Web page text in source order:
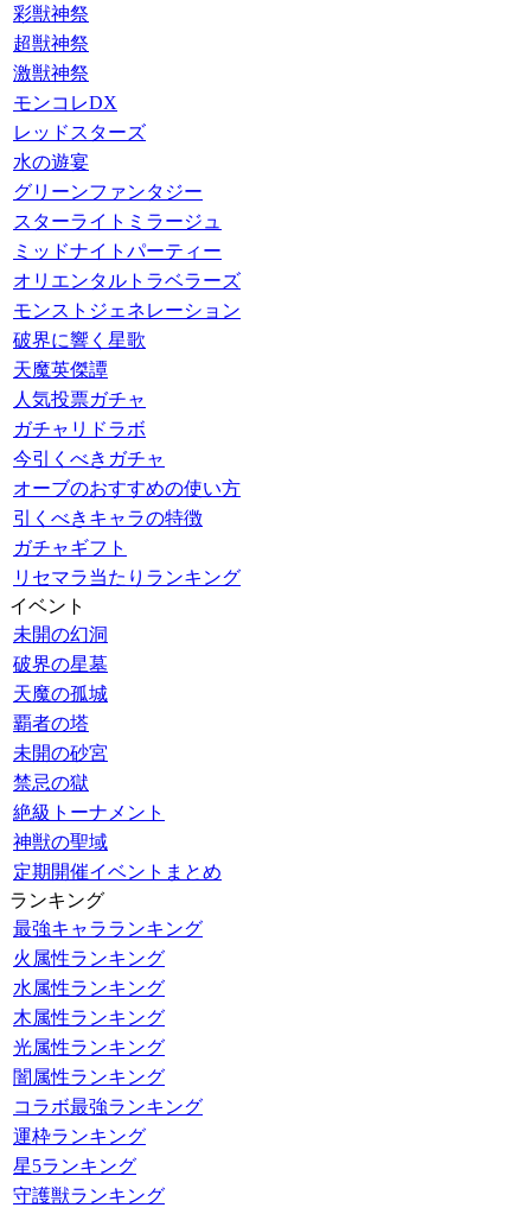
彩獣神祭
超獣神祭
激獣神祭
モンコレDX
レッドスターズ
水の遊宴
グリーンファンタジー
スターライトミラージュ
ミッドナイトパーティー
オリエンタルトラベラーズ
モンストジェネレーション
破界に響く星歌
天魔英傑譚
人気投票ガチャ
ガチャリドラボ
今引くべきガチャ
オーブのおすすめの使い方
引くべきキャラの特徴
ガチャギフト
リセマラ当たりランキング
イベント
未開の幻洞
破界の星墓
天魔の孤城
覇者の塔
未開の砂宮
禁忌の獄
絶級トーナメント
神獣の聖域
定期開催イベントまとめ
ランキング
最強キャラランキング
火属性ランキング
水属性ランキング
木属性ランキング
光属性ランキング
闇属性ランキング
コラボ最強ランキング
運枠ランキング
星5ランキング
守護獣ランキング